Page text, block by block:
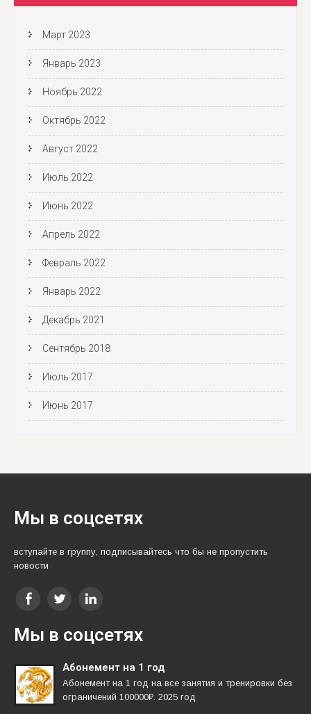
Март 2023
Январь 2023
Ноябрь 2022
Октябрь 2022
Август 2022
Июль 2022
Июнь 2022
Апрель 2022
Февраль 2022
Январь 2022
Декабрь 2021
Сентябрь 2018
Июль 2017
Июнь 2017
Мы в соцсетях
вступайте в группу, подписывайтесь что бы не пропустить
новости
Мы в соцсетях
Абонемент на 1 год
Абонемент на 1 год на все занятия и тренировки без
ограничений 100000₽. 2025 год